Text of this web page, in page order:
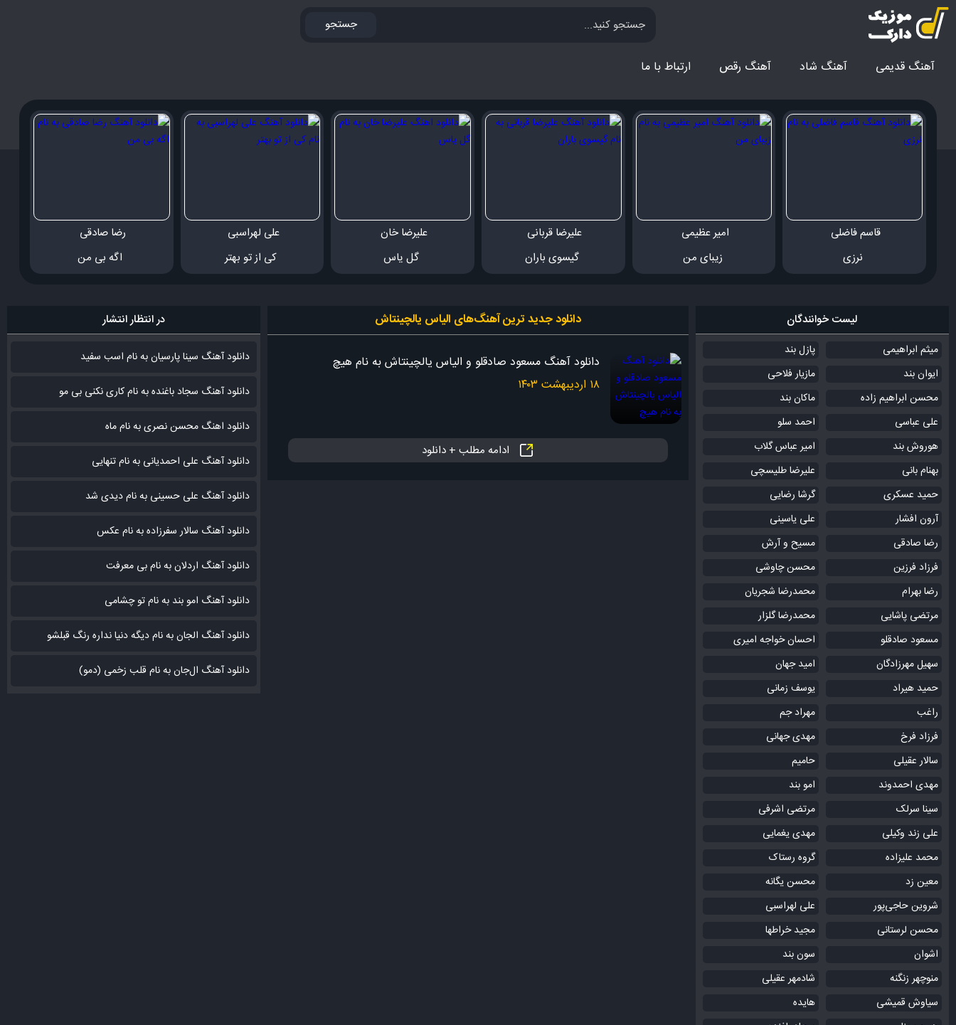
جستجو
آهنگ قدیمی آهنگ‌ شاد آهنگ رقص ارتباط با ما
قاسم فاضلی
نرزی
امیر عظیمی
زیبای من
علیرضا قربانی
گیسوی باران
علیرضا خان
گل یاس
علی لهراسبی
کی از تو بهتر
رضا صادقی
اگه بی من
دانلود جدید ‌ترین آهنگ‌های الیاس یالچینتاش
دانلود آهنگ مسعود صادقلو و الیاس یالچینتاش به نام هیچ
۱۸ اردیبهشت ۱۴۰۳
ادامه مطلب + دانلود
لیست خوانندگان
میثم ابراهیمی
پازل بند
ایوان بند
مازیار فلاحی
محسن ابراهیم زاده
ماکان بند
علی عباسی
احمد سلو
هوروش بند
امیر عباس گلاب
بهنام بانی
علیرضا طلیسچی
حمید عسکری
گرشا رضایی
آرون افشار
علی یاسینی
رضا صادقی
مسیح و آرش
فرزاد فرزین
محسن چاوشی
رضا بهرام
محمدرضا شجریان
مرتضی پاشایی
محمدرضا گلزار
مسعود صادقلو
احسان خواجه امیری
سهیل مهرزادگان
امید جهان
حمید هیراد
یوسف زمانی
راغب
مهراد جم
فرزاد فرخ
مهدی جهانی
سالار عقیلی
حامیم
مهدی احمدوند
امو بند
سینا سرلک
مرتضی اشرفی
علی زند وکیلی
مهدی یغمایی
محمد علیزاده
گروه رستاک
معین زد
محسن یگانه
شروین حاجی‌پور
علی لهراسبی
محسن لرستانی
مجید خراطها
اشوان
سون بند
منوچهر زنگنه
شادمهر عقیلی
سیاوش قمیشی
هایده
در انتظار انتشار
دانلود آهنگ سینا پارسیان به نام اسب سفید
دانلود آهنگ سجاد باغنده به نام کاری نکنی بی مو
دانلود اهنگ محسن نصری به نام‌ ماه
دانلود آهنگ علی احمدیانی به نام تنهایی
دانلود آهنگ علی حسینی به نام دیدی شد
دانلود آهنگ سالار سفرزاده به نام عکس
دانلود آهنگ اردلان به نام بی معرفت
دانلود آهنگ امو بند به نام تو چشامی
دانلود آهنگ الجان به نام دیگه دنیا نداره رنگ قبلشو
دانلود آهنگ ال‌جان به نام قلب زخمی (دمو)